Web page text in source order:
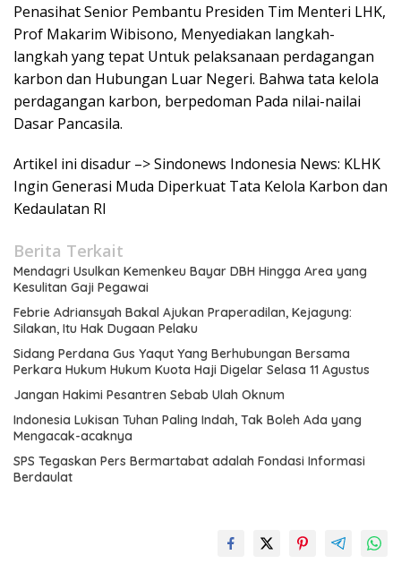
Penasihat Senior Pembantu Presiden Tim Menteri LHK,
Prof Makarim Wibisono, Menyediakan langkah-
langkah yang tepat Untuk pelaksanaan perdagangan
karbon dan Hubungan Luar Negeri. Bahwa tata kelola
perdagangan karbon, berpedoman Pada nilai-nailai
Dasar Pancasila.
Artikel ini disadur –> Sindonews Indonesia News: KLHK
Ingin Generasi Muda Diperkuat Tata Kelola Karbon dan
Kedaulatan RI
Berita Terkait
Mendagri Usulkan Kemenkeu Bayar DBH Hingga Area yang
Kesulitan Gaji Pegawai
Febrie Adriansyah Bakal Ajukan Praperadilan, Kejagung:
Silakan, Itu Hak Dugaan Pelaku
Sidang Perdana Gus Yaqut Yang Berhubungan Bersama
Perkara Hukum Hukum Kuota Haji Digelar Selasa 11 Agustus
Jangan Hakimi Pesantren Sebab Ulah Oknum
Indonesia Lukisan Tuhan Paling Indah, Tak Boleh Ada yang
Mengacak-acaknya
SPS Tegaskan Pers Bermartabat adalah Fondasi Informasi
Berdaulat